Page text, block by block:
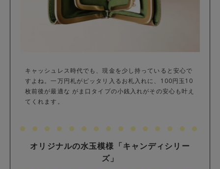
キャッシュレス時代でも、現金を少し持っていると安心で
すよね。一万円札がピッタリ入るお札入れに、100円玉10
枚前後が最適な がま口タイプの小銭入れがその安心も叶え
てくれます。
オリジナルの水玉模様「キャンディシリー
ズ」